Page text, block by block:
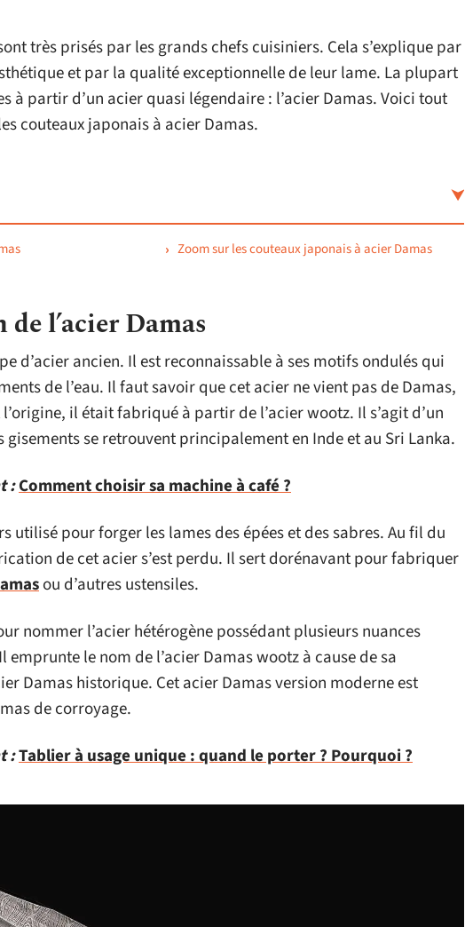
très prisés par les grands chefs cuisiniers. Cela s’explique par
et par la qualité exceptionnelle de leur lame. La plupart
à partir d’un acier quasi légendaire : l’acier Damas. Voici tout
couteaux japonais à acier Damas.
Zoom sur les couteaux japonais à acier Damas
l’acier Damas
d’acier ancien. Il est reconnaissable à ses motifs ondulés qui
de l’eau. Il faut savoir que cet acier ne vient pas de Damas,
il était fabriqué à partir de l’acier wootz. Il s’agit d’un
gisements se retrouvent principalement en Inde et au Sri Lanka.
:Comment choisir sa machine à café ?
utilisé pour forger les lames des épées et des sabres. Au fil du
de cet acier s’est perdu. Il sert dorénavant pour fabriquer
ou d’autres ustensiles.
nommer l’acier hétérogène possédant plusieurs nuances
emprunte le nom de l’acier Damas wootz à cause de sa
Damas historique. Cet acier Damas version moderne est
de corroyage.
:Tablier à usage unique : quand le porter ? Pourquoi ?